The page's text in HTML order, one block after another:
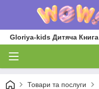
Gloriya-kids Дитяча Книга
Товари та послуги